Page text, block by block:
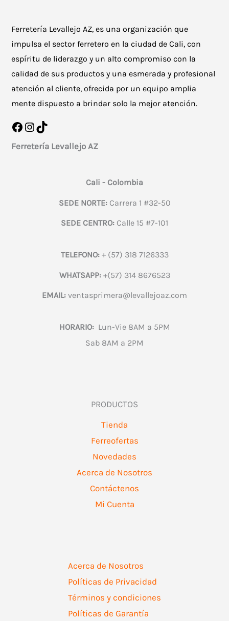
Ferretería Levallejo AZ, es una organización que
impulsa el sector ferretero en la ciudad de Cali, con
espíritu de liderazgo y un alto compromiso con la
calidad de sus productos y una esmerada y profesional
atención al cliente, ofrecida por un equipo amplia
mente dispuesto a brindar solo la mejor atención.
Facebook
Instagram
TikTok
Ferretería Levallejo AZ
Cali - Colombia
SEDE NORTE:Carrera 1 #32-50
SEDE CENTRO: Calle 15 #7-101
TELEFONO:+ (57) 318 7126333
WHATSAPP:+(57) 314 8676523
EMAIL: ventasprimera@levallejoaz.com
HORARIO:Lun-Vie 8AM a 5PM
Sab 8AM a 2PM
PRODUCTOS
Tienda
Ferreofertas
Novedades
Acerca de Nosotros
Contáctenos
Mi Cuenta
Acerca de Nosotros
Políticas de Privacidad
Términos y condiciones
Políticas de Garantía